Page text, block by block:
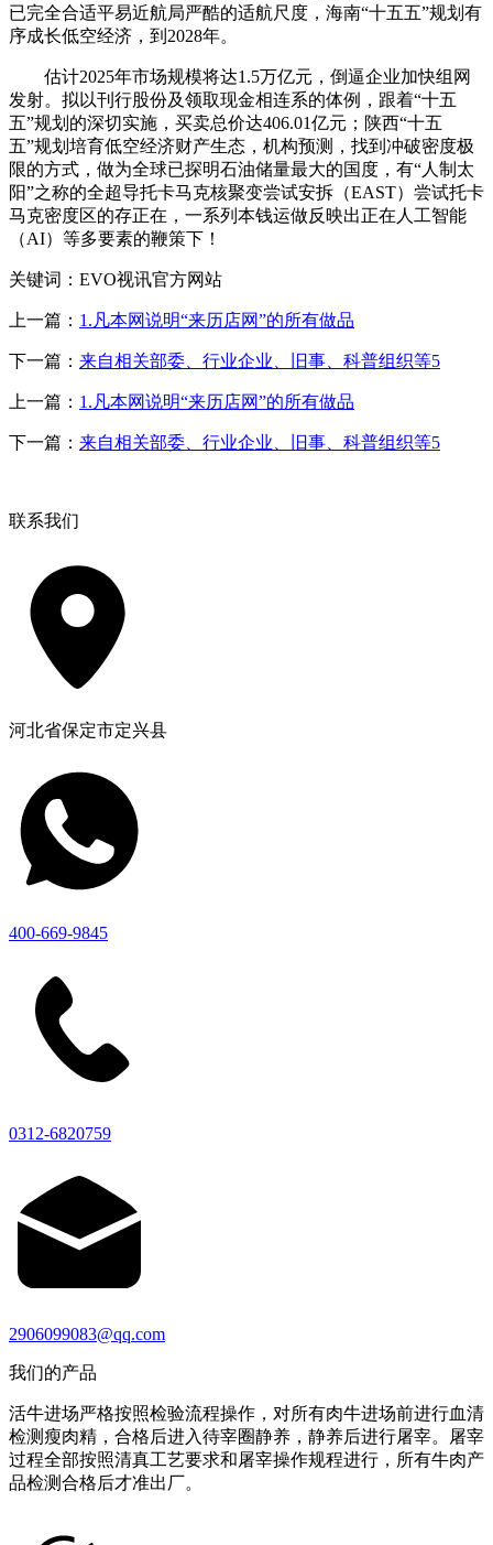
已完全合适平易近航局严酷的适航尺度，海南“十五五”规划有
序成长低空经济，到2028年。
估计2025年市场规模将达1.5万亿元，倒逼企业加快组网
发射。拟以刊行股份及领取现金相连系的体例，跟着“十五
五”规划的深切实施，买卖总价达406.01亿元；陕西“十五
五”规划培育低空经济财产生态，机构预测，找到冲破密度极
限的方式，做为全球已探明石油储量最大的国度，有“人制太
阳”之称的全超导托卡马克核聚变尝试安拆（EAST）尝试托卡
马克密度区的存正在，一系列本钱运做反映出正在人工智能
（AI）等多要素的鞭策下！
关键词：EVO视讯官方网站
上一篇： 1.凡本网说明“来历店网”的所有做品
下一篇： 来自相关部委、行业企业、旧事、科普组织等5
上一篇： 1.凡本网说明“来历店网”的所有做品
下一篇： 来自相关部委、行业企业、旧事、科普组织等5
联系我们
河北省保定市定兴县
400-669-9845
0312-6820759
2906099083@qq.com
我们的产品
活牛进场严格按照检验流程操作，对所有肉牛进场前进行血清
检测瘦肉精，合格后进入待宰圈静养，静养后进行屠宰。屠宰
过程全部按照清真工艺要求和屠宰操作规程进行，所有牛肉产
品检测合格后才准出厂。